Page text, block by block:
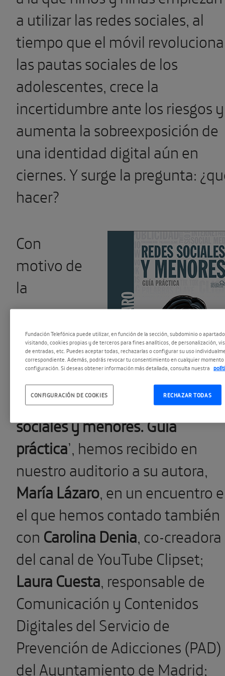
a utilizar las redes sociales, al
tiempo que el móvil revoluciona
las pautas sociales de los
adolescentes, crece la
incertidumbre ante los riesgos y
aumenta la sobreexposición de
una identidad digital aún en
ciernes. Y surge la pregunta:
hacer?
Con
motivo de
la
publicación del libro ‘
Redes
sociales y menores. Guía
práctica’, hemos recibido en
nuestro auditorio a su autora,
María Lázaro, en un encuentro
el que hemos contado también
con Carolina Denia, co-creadora
del canal de YouTube Clipset;
Laura Cuesta, responsable de
Comunicación y Contenidos
Digitales del Servicio de
Prevención de Adicciones (PAD)
del Ayuntamiento de Madrid;
Fundación Telefónica puede utilizar, en función de la sección, subdominio o
visitando, cookies propias y de terceros para fines analíticos, de personalización,
de entradas, etc. Puedes aceptar todas, rechazarlas o configurar su uso
correspondiente. Además, podrás revocar tu consentimiento en cualquier momento
configuración. Si deseas obtener información más detallada, consulta nuestra
RECHAZAR TODAS
CONFIGURACIÓN DE COOKIES